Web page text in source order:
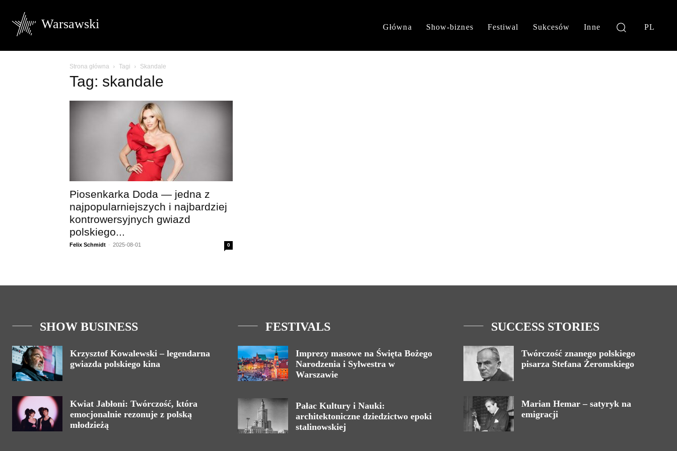
Warsawski Główna Show-biznes Festiwal Sukcesów Inne PL
Strona główna Tagi Skandale
Tag: skandale
Piosenkarka Doda — jedna z
najpopularniejszych i najbardziej
kontrowersyjnych gwiazd
polskiego...
Felix Schmidt - 2025-08-01 0
SHOW BUSINESS
Krzysztof Kowalewski – legendarna
gwiazda polskiego kina
Kwiat Jabłoni: Twórczość, która
emocjonalnie rezonuje z polską
młodzieżą
FESTIVALS
Imprezy masowe na Święta Bożego
Narodzenia i Sylwestra w
Warszawie
Pałac Kultury i Nauki:
architektoniczne dziedzictwo epoki
stalinowskiej
SUCCESS STORIES
Twórczość znanego polskiego
pisarza Stefana Żeromskiego
Marian Hemar – satyryk na
emigracji